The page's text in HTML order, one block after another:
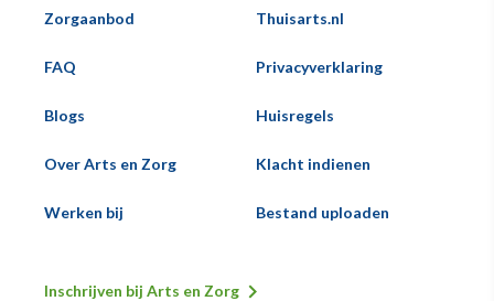
Voeternavigatie
Zorgaanbod
FAQ
Blogs
Over Arts en Zorg
Werken bij
Thuisarts.nl
Privacyverklaring
Huisregels
Klacht indienen
Bestand uploaden
Inschrijven bij Arts en Zorg